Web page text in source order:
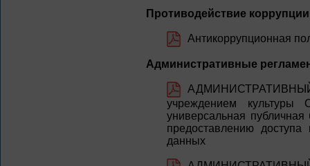
Противодействие коррупции
Антикоррупционная
Административные
учреждением культуры
универсальная
предоставлению доступа
данных